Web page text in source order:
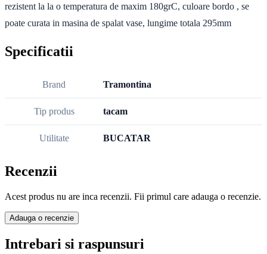
rezistent la la o temperatura de maxim 180grC, culoare bordo , se
poate curata in masina de spalat vase, lungime totala 295mm
Specificatii
Brand Tramontina
Tip produs tacam
Utilitate BUCATAR
Recenzii
Acest produs nu are inca recenzii. Fii primul care adauga o recenzie.
Adauga o recenzie
Intrebari si raspunsuri